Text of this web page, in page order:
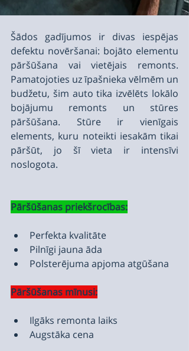
Šādos gadījumos ir divas iespējas
defektu novēršanai: bojāto elementu
pāršūšana vai vietējais remonts.
Pamatojoties uz īpašnieka vēlmēm un
budžetu, šim auto tika izvēlēts lokālo
bojājumu remonts un stūres
pāršūšana. Stūre ir vienīgais
elements, kuru noteikti iesakām tikai
pāršūt, jo šī vieta ir intensīvi
noslogota.
Pāršūšanas priekšrocības:
Perfekta kvalitāte
Pilnīgi jauna āda
Polsterējuma apjoma atgūšana
Pāršūšanas mīnusi:
Ilgāks remonta laiks
Augstāka cena